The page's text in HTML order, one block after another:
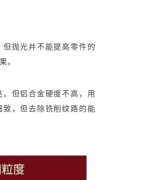
抛光并不能提高零件的
。
但铝合金硬度不高，用
，但去除铣削纹路的能